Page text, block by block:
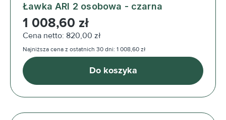
Ławka ARI 2 osobowa - czarna
Cena regularna:
1 008,60 zł
Cena netto: 820,00 zł
Najniższa cena z ostatnich 30 dni: 1 008,60 zł
Do koszyka